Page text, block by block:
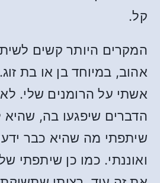
קל.
המקרים היותר קשים
אהוב, במיוחד בן או בת
אשתי על הרומנים שלי.
הדברים שיפגעו בה,
שיתפתי מה שהיא כבר
ואוננתי. כמו כן שיתפתי